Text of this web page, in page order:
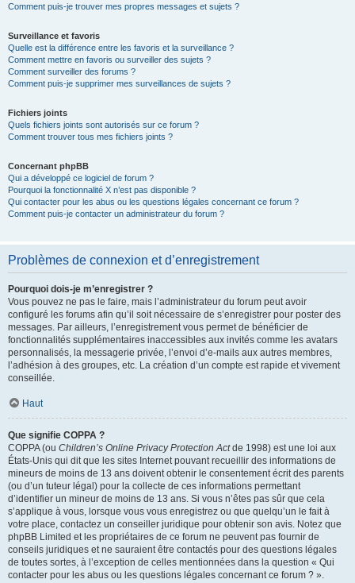
Comment puis-je trouver mes propres messages et sujets ?
Surveillance et favoris
Quelle est la différence entre les favoris et la surveillance ?
Comment mettre en favoris ou surveiller des sujets ?
Comment surveiller des forums ?
Comment puis-je supprimer mes surveillances de sujets ?
Fichiers joints
Quels fichiers joints sont autorisés sur ce forum ?
Comment trouver tous mes fichiers joints ?
Concernant phpBB
Qui a développé ce logiciel de forum ?
Pourquoi la fonctionnalité X n’est pas disponible ?
Qui contacter pour les abus ou les questions légales concernant ce forum ?
Comment puis-je contacter un administrateur du forum ?
Problèmes de connexion et d’enregistrement
Pourquoi dois-je m’enregistrer ?
Vous pouvez ne pas le faire, mais l’administrateur du forum peut avoir
configuré les forums afin qu’il soit nécessaire de s’enregistrer pour poster des
messages. Par ailleurs, l’enregistrement vous permet de bénéficier de
fonctionnalités supplémentaires inaccessibles aux invités comme les avatars
personnalisés, la messagerie privée, l’envoi d’e-mails aux autres membres,
l’adhésion à des groupes, etc. La création d’un compte est rapide et vivement
conseillée.
Haut
Que signifie COPPA ?
COPPA (ou Children’s Online Privacy Protection Actde 1998) est une loi aux
États-Unis qui dit que les sites Internet pouvant recueillir des informations de
mineurs de moins de 13 ans doivent obtenir le consentement écrit des parents
(ou d’un tuteur légal) pour la collecte de ces informations permettant
d’identifier un mineur de moins de 13 ans. Si vous n’êtes pas sûr que cela
s’applique à vous, lorsque vous vous enregistrez ou que quelqu’un le fait à
votre place, contactez un conseiller juridique pour obtenir son avis. Notez que
phpBB Limited et les propriétaires de ce forum ne peuvent pas fournir de
conseils juridiques et ne sauraient être contactés pour des questions légales
de toutes sortes, à l’exception de celles mentionnées dans la question « Qui
contacter pour les abus ou les questions légales concernant ce forum ? ».